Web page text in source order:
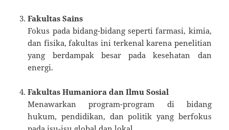
Fakultas Sains
Fokus pada bidang-bidang seperti farmasi, kimia,
dan fisika, fakultas ini terkenal karena penelitian
yang berdampak besar pada kesehatan dan
energi.
Fakultas Humaniora dan Ilmu Sosial
Menawarkan program-program di bidang
hukum, pendidikan, dan politik yang berfokus